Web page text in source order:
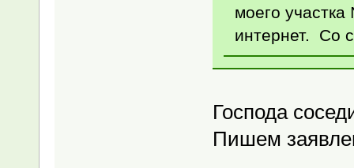
моего
интернет. Со
Господа
Пишем